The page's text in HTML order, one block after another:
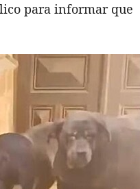
para informar que